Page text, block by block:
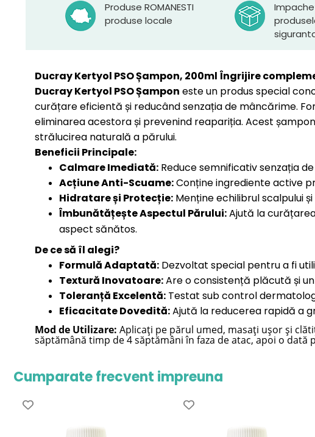
Produse ROMANESTI
produse locale
Ducray Kertyol PSO Șampon, 200ml Îngrijire
Ducray Kertyol PSO Șampon este un produs special
curățare eficientă și reducând senzația de mâncărime.
eliminarea acestora și prevenind reapariția. Acest
strălucirea naturală a părului.
Beneficii Principale:
Calmare Imediată: Reduce semnificativ senzația
Acțiune Anti-Scuame:Conține ingrediente active
Hidratare și Protecție: Menține echilibrul scalpului
Îmbunătățește Aspectul Părului:Ajută la
aspect sănătos.
De ce să îl alegi?
Formulă Adaptată: Dezvoltat special pentru a fi
Textură Inovatoare:Are o consistență plăcută și
Toleranță Excelentă: Testat sub control
Eficacitate Dovedită:Ajută la reducerea rapidă a
Mod de Utilizare: Aplicați pe părul umed, masați ușor și
săptămână timp de 4 săptămâni în faza de atac, apoi o
Cumparate frecvent impreuna